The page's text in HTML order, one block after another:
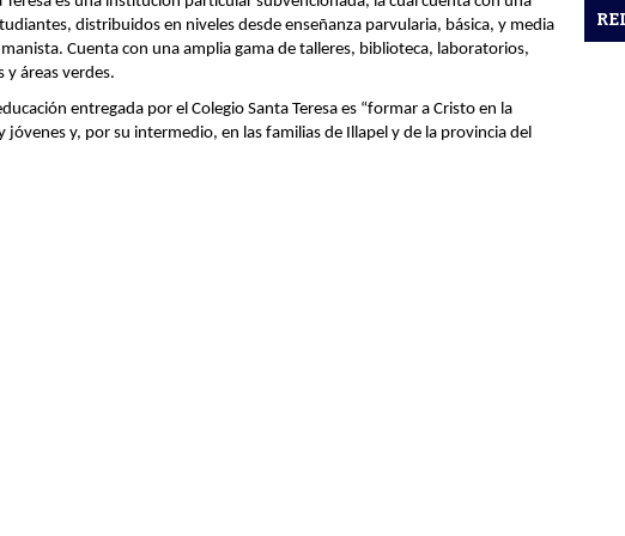
distribuidos en niveles desde enseñanza parvularia, básica, y media
Cuenta con una amplia gama de talleres, biblioteca, laboratorios,
y áreas verdes.
entregada por el Colegio Santa Teresa es “formar a Cristo en la
jóvenes y, por su intermedio, en las familias de Illapel y de la provincia del